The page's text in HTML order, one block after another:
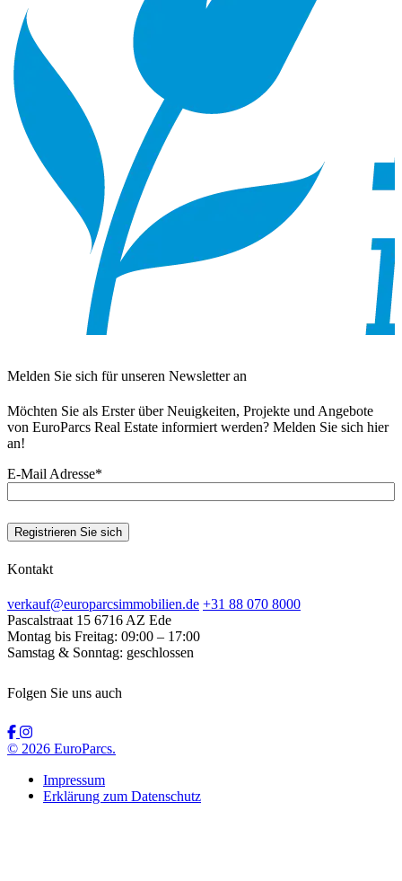
Melden Sie sich für unseren Newsletter an
Möchten Sie als Erster über Neuigkeiten, Projekte und Angebote
von EuroParcs Real Estate informiert werden? Melden Sie sich hier
an!
E-Mail Adresse*
Kontakt
verkauf@europarcsimmobilien.de +31 88 070 8000
Pascalstraat 15 6716 AZ Ede
Montag bis Freitag: 09:00 – 17:00
Samstag & Sonntag: geschlossen
Folgen Sie uns auch
© 2026 EuroParcs.
Impressum
Erklärung zum Datenschutz